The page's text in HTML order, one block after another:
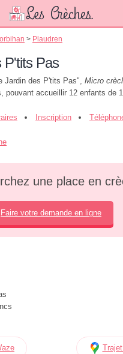
> Plaudren
P'tits Pas
Jardin des P'tits Pas", Micro
pouvant accueillir 12 enfants de
Inscription
une place en
Faire votre demande en ligne